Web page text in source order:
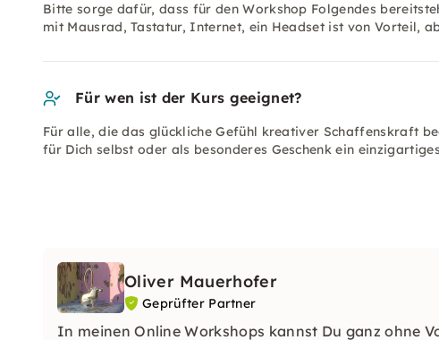
Bitte sorge dafür, dass für den Workshop Folgendes
mit Mausrad, Tastatur, Internet, ein Headset ist von Vorteil,
Für wen ist der Kurs geeignet?
Für alle, die das glückliche Gefühl kreativer Schaffenskraft
für Dich selbst oder als besonderes Geschenk ein
Oliver Mauerhofer
Geprüfter Partner
In meinen Online Workshops kannst Du ganz ohne